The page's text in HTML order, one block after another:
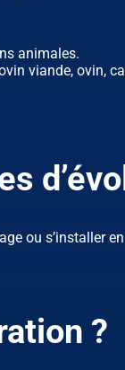
animales.
viande, ovin,
ou s’installer
?